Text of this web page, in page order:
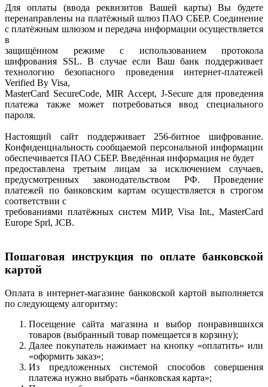
Для оплаты (ввода реквизитов Вашей карты) Вы будете
перенаправлены на платёжный шлюз ПАО СБЕР. Соединение
с платёжным шлюзом и передача информации осуществляется
в
защищённом режиме с использованием протокола
шифрования SSL. В случае если Ваш банк поддерживает
технологию безопасного проведения интернет-платежей
Verified By Visa,
MasterCard SecureCode, MIR Accept, J-Secure для проведения
платежа также может потребоваться ввод специального
пароля.
Настоящий сайт поддерживает 256-битное шифрование.
Конфиденциальность сообщаемой персональной информации
обеспечивается ПАО СБЕР. Введённая информация не будет
предоставлена третьим лицам за исключением случаев,
предусмотренных законодательством РФ. Проведение
платежей по банковским картам осуществляется в строгом
соответствии с
требованиями платёжных систем МИР, Visa Int., MasterCard
Europe Sprl, JCB.
Пошаговая инструкция по оплате банковской
картой
Оплата в интернет-магазине банковской картой выполняется
по следующему алгоритму:
Посещение сайта магазина и выбор понравившихся
товаров (выбранный товар помещается в корзину);
Далее покупатель нажимает на кнопку «оплатить» или
«оформить заказ»;
Из предложенных системой способов совершения
платежа нужно выбрать «банковская карта»;